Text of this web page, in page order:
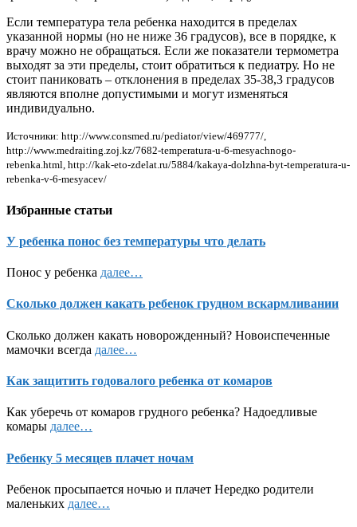
Если температура тела ребенка находится в пределах
указанной нормы (но не ниже 36 градусов), все в порядке, к
врачу можно не обращаться. Если же показатели термометра
выходят за эти пределы, стоит обратиться к педиатру. Но не
стоит паниковать – отклонения в пределах 35-38,3 градусов
являются вполне допустимыми и могут изменяться
индивидуально.
Источники: http://www.consmed.ru/pediator/view/469777/,
http://www.medraiting.zoj.kz/7682-temperatura-u-6-mesyachnogo-
rebenka.html, http://kak-eto-zdelat.ru/5884/kakaya-dolzhna-byt-temperatura-u-
rebenka-v-6-mesyacev/
Избранные статьи
У ребенка понос без температуры что делать
Понос у ребенка далее…
Сколько должен какать ребенок грудном вскармливании
Сколько должен какать новорожденный? Новоиспеченные
мамочки всегда далее…
Как защитить годовалого ребенка от комаров
Как уберечь от комаров грудного ребенка? Надоедливые
комары далее…
Ребенку 5 месяцев плачет ночам
Ребенок просыпается ночью и плачет Нередко родители
маленьких далее…